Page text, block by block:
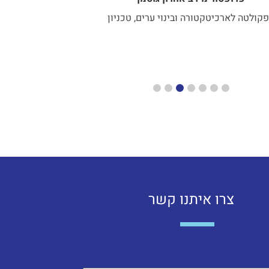
לארכיטקטורה ובינוי ערים, טכניון
צרו איתנו קשר